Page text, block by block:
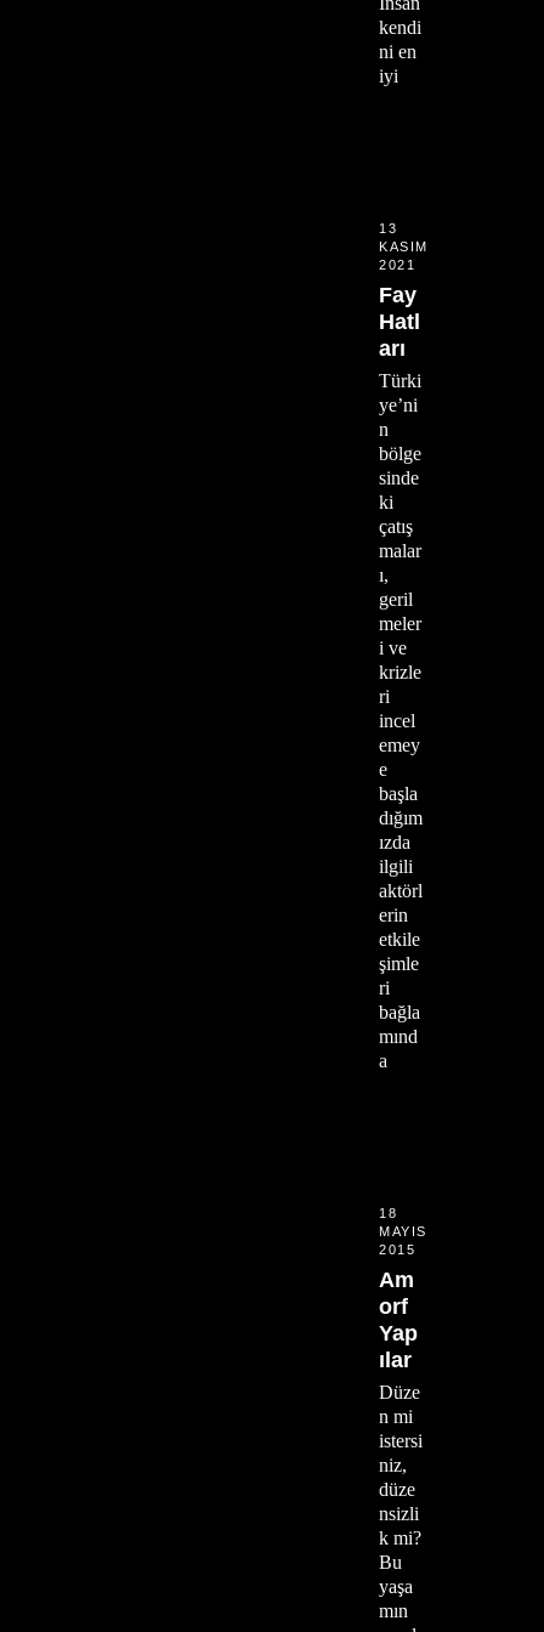
kendi
ni en
iyi
13
KASIM
2021
Fay
Hatl
arı
Türki
ye’ni
n
bölge
sinde
ki
çatış
malar
ı,
geril
meler
i ve
krizle
ri
incel
emey
e
başla
dığım
ızda
ilgili
aktörl
erin
etkile
şimle
ri
bağla
mınd
a
18
MAYIS
2015
Am
orf
Yap
ılar
Düze
n mi
istersi
niz,
düze
nsizli
k mi?
Bu
yaşa
mın